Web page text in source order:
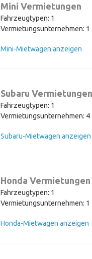
Mini Vermietungen
Fahrzeugtypen: 1
Vermietungsunternehmen: 1
Mini-Mietwagen anzeigen
Subaru Vermietungen
Fahrzeugtypen: 1
Vermietungsunternehmen: 4
Subaru-Mietwagen anzeigen
Honda Vermietungen
Fahrzeugtypen: 1
Vermietungsunternehmen: 1
Honda-Mietwagen anzeigen